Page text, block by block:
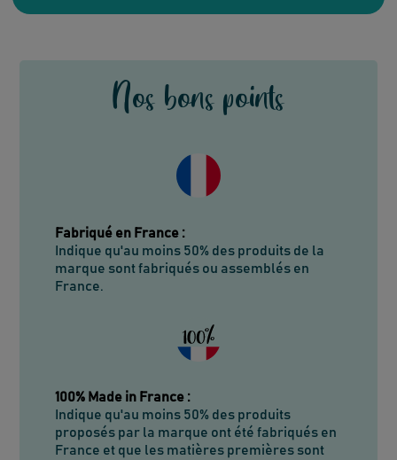
Nos bons points
Fabriqué en France :
Indique qu'au moins 50% des produits de la
marque sont fabriqués ou assemblés en
France.
100% Made in France :
Indique qu'au moins 50% des produits
proposés par la marque ont été fabriqués en
France et que les matières premières sont